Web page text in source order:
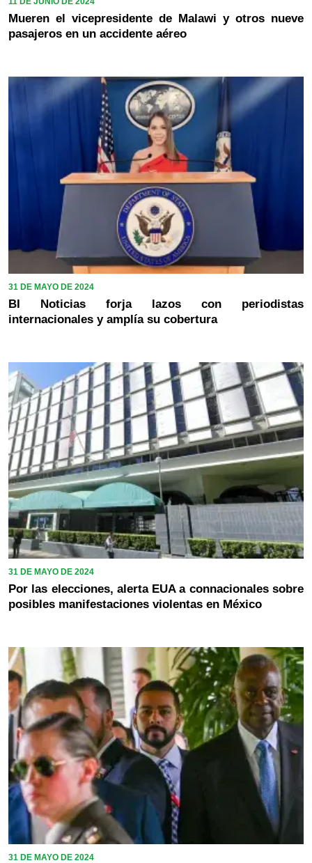
Mueren el vicepresidente de Malawi y otros nueve
pasajeros en un accidente aéreo
31 DE MAYO DE 2024
BI Noticias forja lazos con periodistas
internacionales y amplía su cobertura
31 DE MAYO DE 2024
Por las elecciones, alerta EUA a connacionales sobre
posibles manifestaciones violentas en México
31 DE MAYO DE 2024